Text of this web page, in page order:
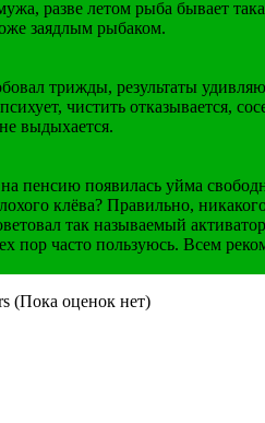
разве летом рыба бывает
заядлым рыбаком.
трижды, результаты
чистить отказывается,
выдыхается.
пенсию появилась уйма
клёва? Правильно,
так называемый
пор часто пользуюсь. Всем
(Пока оценок нет)